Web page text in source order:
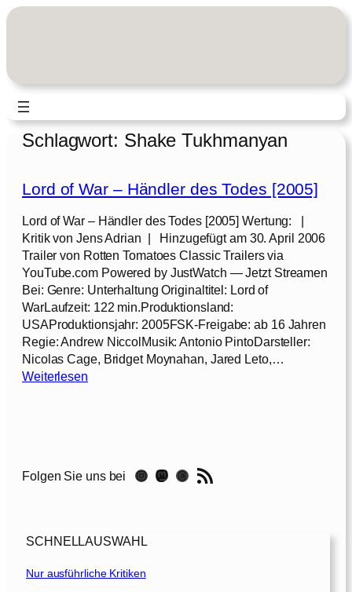
Zum
Schlagwort: Shake Tukhmanyan
Lord of War – Händler des Todes [2005]
Lord of War – Händler des Todes [2005] Wertung: |
Kritik von Jens Adrian | Hinzugefügt am 30. April 2006
Trailer von Rotten Tomatoes Classic Trailers via
YouTube.com Powered by JustWatch — Jetzt Streamen
Bei: Genre: Unterhaltung Originaltitel: Lord of
WarLaufzeit: 122 min.Produktionsland:
USAProduktionsjahr: 2005FSK-Freigabe: ab 16 Jahren
Regie: Andrew NiccolMusik: Antonio PintoDarsteller:
Nicolas Cage, Bridget Moynahan, Jared Leto,…
Weiterlesen:
f
–
ä
Folgen Sie uns bei Instagram Mastodon Threads RSS-Feed
SCHNELLAUSWAHL
Nur ausführliche Kritiken